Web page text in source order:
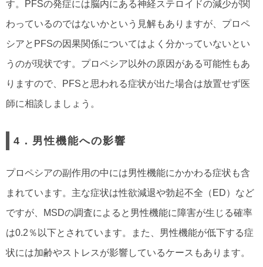
す。PFSの発症には脳内にある神経ステロイドの減少が関
わっているのではないかという見解もありますが、プロペ
シアとPFSの因果関係についてはよく分かっていないとい
うのが現状です。プロペシア以外の原因がある可能性もあ
りますので、PFSと思われる症状が出た場合は放置せず医
師に相談しましょう。
4．男性機能への影響
プロペシアの副作用の中には男性機能にかかわる症状も含
まれています。主な症状は性欲減退や勃起不全（ED）など
ですが、MSDの調査によると男性機能に障害が生じる確率
は0.2％以下とされています。また、男性機能が低下する症
状には加齢やストレスが影響しているケースもあります。